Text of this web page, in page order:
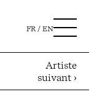
FR EN
Artiste
suivant ›